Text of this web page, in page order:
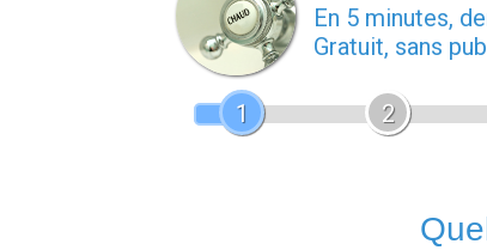
En 5 minutes,
Gratuit, sans
1 2